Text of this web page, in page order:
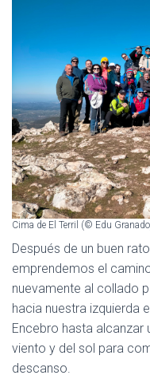
Cima de El Terril (© Edu
Después de un buen
emprendemos el
nuevamente al collado
hacia nuestra izquierda
Encebro hasta alcanzar
viento y del sol para
descanso.